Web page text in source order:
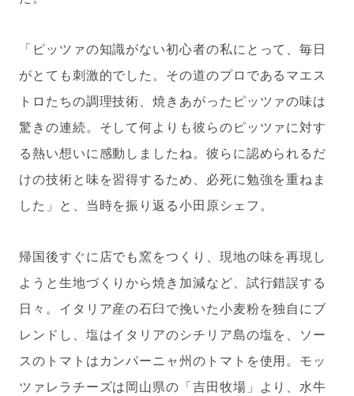
「ピッツァの知識がない初心者の私にとって、毎日
がとても刺激的でした。その道のプロであるマエス
トロたちの調理技術、焼きあがったピッツァの味は
驚きの連続。そして何よりも彼らのピッツァに対す
る熱い想いに感動しましたね。彼らに認められるだ
けの技術と味を習得するため、必死に勉強を重ねま
した」と、当時を振り返る小田原シェフ。
帰国後すぐに店でも窯をつくり、現地の味を再現し
ようと生地づくりから焼き加減など、試行錯誤する
日々。イタリア産の石臼で挽いた小麦粉を独自にブ
レンドし、塩はイタリアのシチリア島の塩を、ソー
スのトマトはカンパーニャ州のトマトを使用。モッ
ツァレラチーズは岡山県の「吉田牧場」より、水牛